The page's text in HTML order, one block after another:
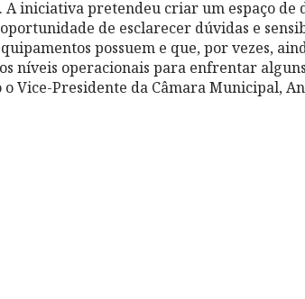
A iniciativa pretendeu criar um espaço de
de esclarecer dúvidas e
possuem e que, por vezes,
níveis operacionais para enfrentar
Vice-Presidente da Câmara Municipal,